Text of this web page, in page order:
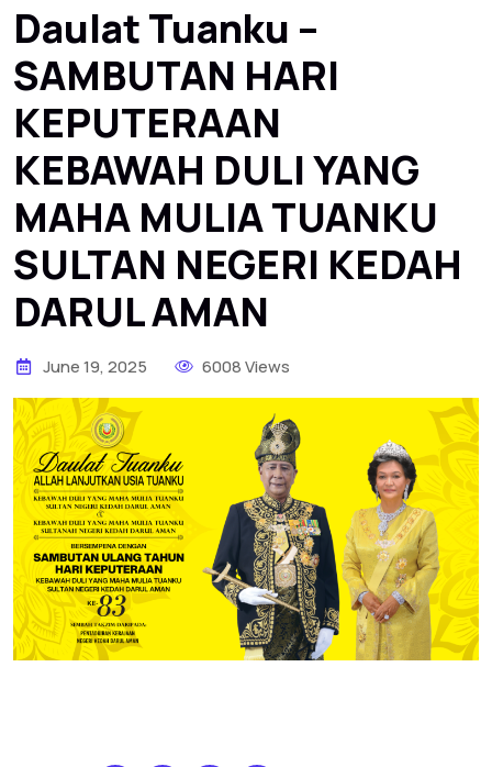
Daulat Tuanku –
SAMBUTAN HARI
KEPUTERAAN
KEBAWAH DULI YANG
MAHA MULIA TUANKU
SULTAN NEGERI KEDAH
DARUL AMAN
June 19, 2025 6008 Views